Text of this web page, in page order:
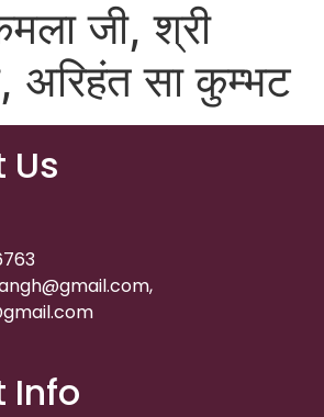
जी, श्री
अरिहंत सा कुम्भट
Info